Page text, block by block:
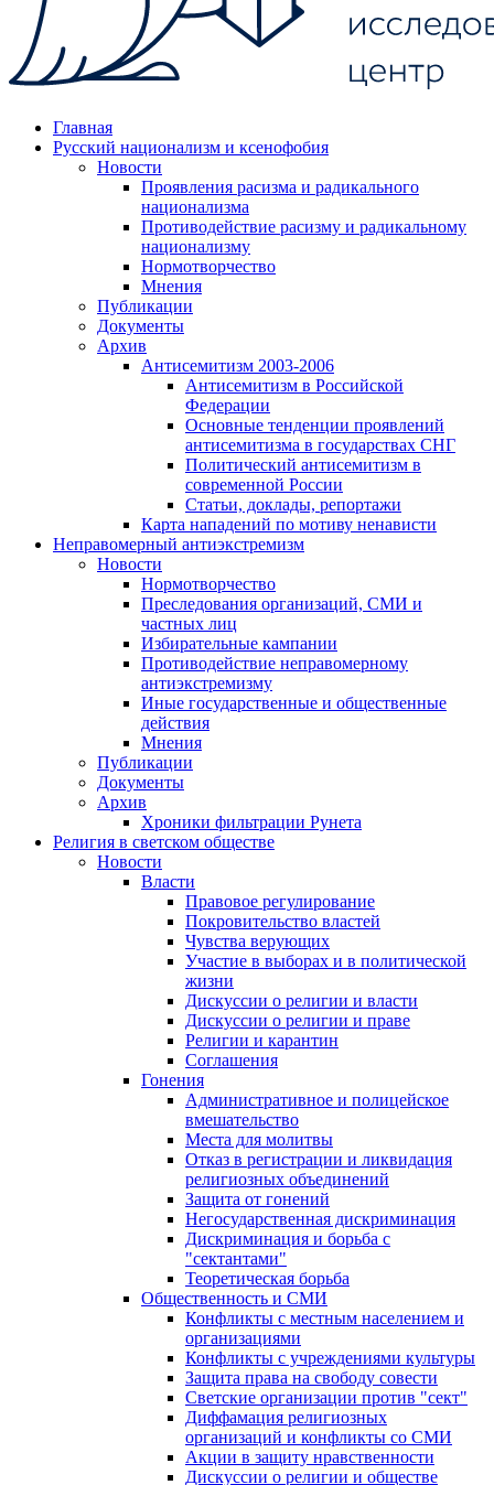
Главная
Русский национализм и ксенофобия
Новости
Проявления расизма и радикального
национализма
Противодействие расизму и радикальному
национализму
Нормотворчество
Мнения
Публикации
Документы
Архив
Антисемитизм 2003-2006
Антисемитизм в Российской
Федерации
Основные тенденции проявлений
антисемитизма в государствах СНГ
Политический антисемитизм в
современной России
Статьи, доклады, репортажи
Карта нападений по мотиву ненависти
Неправомерный антиэкстремизм
Новости
Нормотворчество
Преследования организаций, СМИ и
частных лиц
Избирательные кампании
Противодействие неправомерному
антиэкстремизму
Иные государственные и общественные
действия
Мнения
Публикации
Документы
Архив
Хроники фильтрации Рунета
Религия в светском обществе
Новости
Власти
Правовое регулирование
Покровительство властей
Чувства верующих
Участие в выборах и в политической
жизни
Дискуссии о религии и власти
Дискуссии о религии и праве
Религии и карантин
Соглашения
Гонения
Административное и полицейское
вмешательство
Места для молитвы
Отказ в регистрации и ликвидация
религиозных объединений
Защита от гонений
Негосударственная дискриминация
Дискриминация и борьба с
"сектантами"
Теоретическая борьба
Общественность и СМИ
Конфликты с местным населением и
организациями
Конфликты с учреждениями культуры
Защита права на свободу совести
Светские организации против "сект"
Диффамация религиозных
организаций и конфликты со СМИ
Акции в защиту нравственности
Дискуссии о религии и обществе